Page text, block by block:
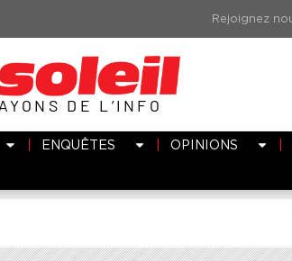
DE L’INFO
ENQUÊTES OPINIONS